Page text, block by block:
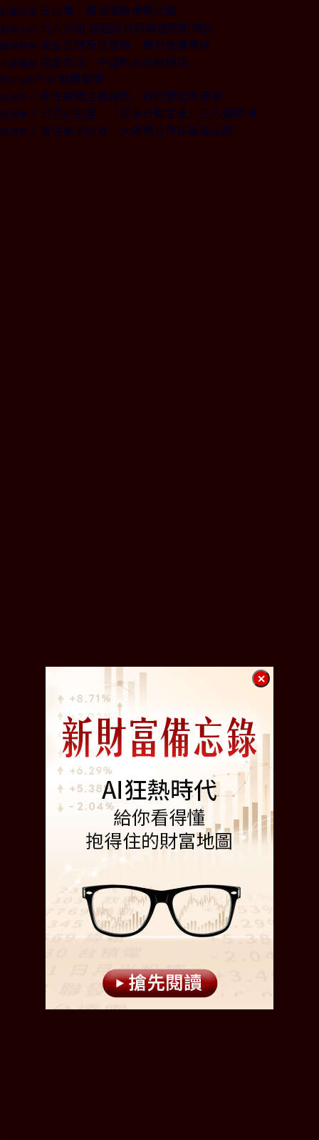
封面故事 三台車，幫他開啟早療之路
管理小品 九人小組 搭起設計與製造間的橋樑
關鍵數字 黃金首飾及投資熱 推升金價登峰
大陸焦點 吸金大法 中國制台必勝絕招
英文無所不談 緊要關頭
經濟學人 柔性威權主義興起 政府管起家務事
經濟學人 公司派剋星 「股東行動主義」正入侵歐洲
經濟學人 電信業求綜效 大規模合併非最佳出路